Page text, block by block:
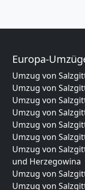
Europa-
Umzug von
Umzug von
Umzug von
Umzug von
Umzug von
Umzug von
Umzug von
und Herzegowina
Umzug von
Umzug von